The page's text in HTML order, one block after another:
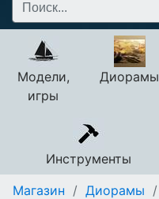
Модели,
игры
Диорамы
Инструменты
Магазин / Диорамы /